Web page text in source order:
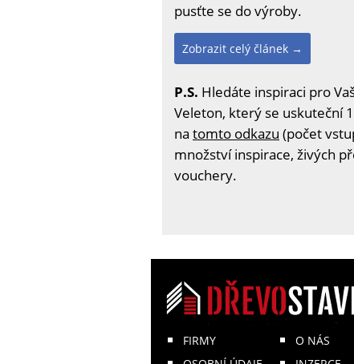
pusťte se do výroby.
Zobrazit celý článek →
P.S. Hledáte inspiraci pro
Veleton, který se uskuteční
na tomto odkazu (počet
množství inspirace, živých
vouchery.
FIRMY
O NÁS